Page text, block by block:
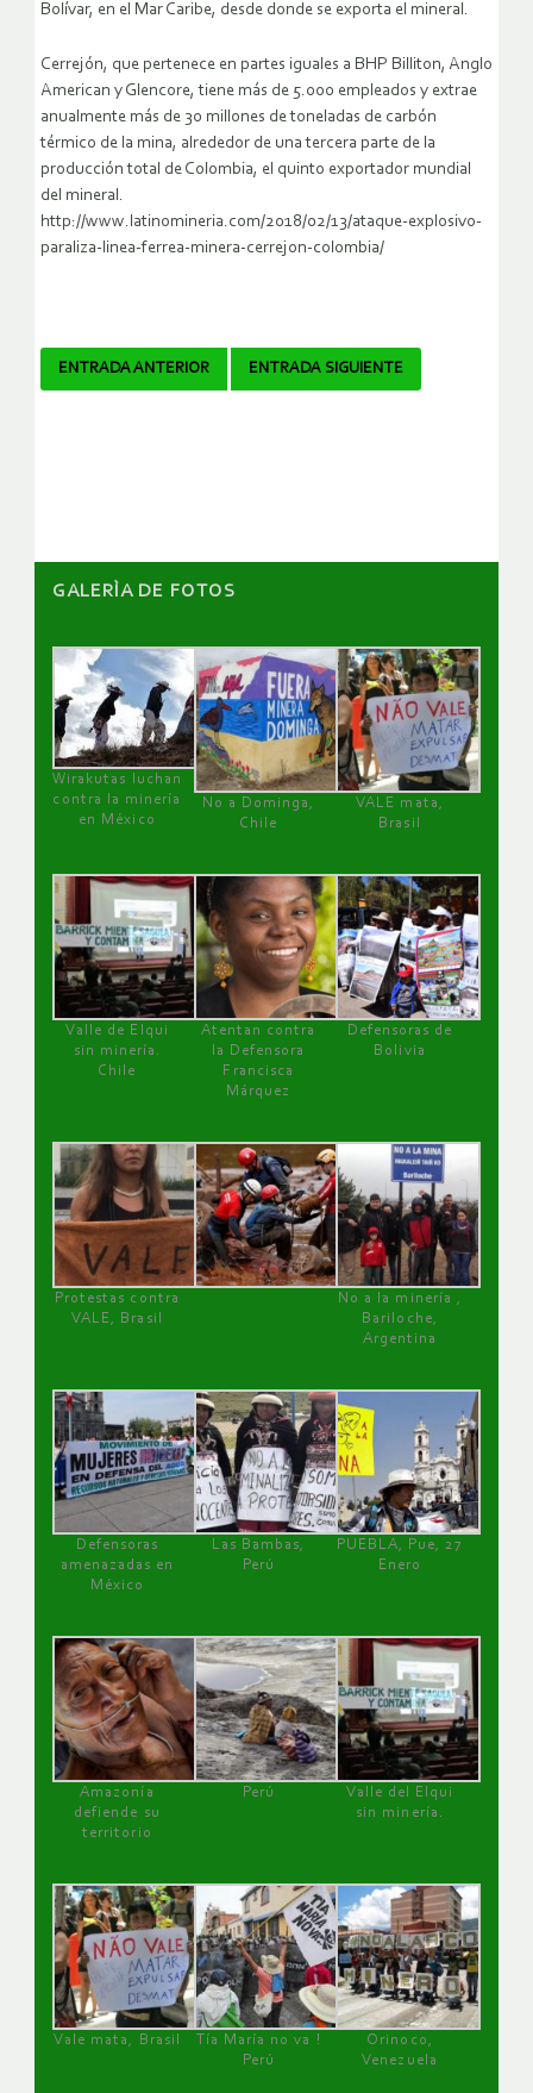
Bolívar, en el Mar Caribe, desde donde se exporta el mineral.
Cerrejón, que pertenece en partes iguales a BHP Billiton, Anglo
American y Glencore, tiene más de 5.000 empleados y extrae
anualmente más de 30 millones de toneladas de carbón
térmico de la mina, alrededor de una tercera parte de la
producción total de Colombia, el quinto exportador mundial
del mineral.
http://www.latinomineria.com/2018/02/13/ataque-explosivo-
paraliza-linea-ferrea-minera-cerrejon-colombia/
Navegador
ENTRADA ANTERIOR ENTRADA SIGUIENTE
GALERÌA DE FOTOS
Wirakutas luchan
contra la minería
en México
No a Dominga,
Chile
VALE mata,
Brasil
Valle de Elqui
sin minería.
Chile
Atentan contra
la Defensora
Francisca
Márquez
Defensoras de
Bolivia
Protestas contra
VALE, Brasil
No a la minería ,
Bariloche,
Argentina
Defensoras
amenazadas en
México
Las Bambas,
Perú
PUEBLA, Pue, 27
Enero
Amazonía
defiende su
territorio
Perú
Valle del Elqui
sin minería.
Vale mata, Brasil
Tía María no va !
Perú
Orinoco,
Venezuela